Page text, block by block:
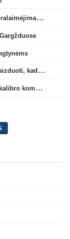
Lietuvos klubų pasirodymai Europoje: patirti pralaimėjimai Kroatijos atstovams
M. Capanas: „Prieš pusmetį negalėjau net įsivaizduoti, kad žaisime prieš „Hajduk“
A. Skerla prieš dvikovą su „Hajduk“: „Tai kito kalibro komanda“